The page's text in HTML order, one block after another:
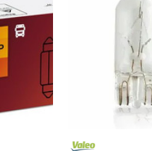
De Arranque TUDOR TA1000
100Ah
€127,87